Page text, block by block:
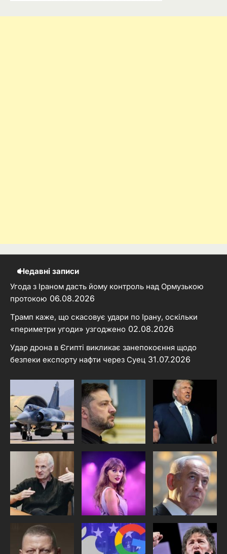
Недавні записи
Угода з Іраном дасть йому контроль над Ормузькою
протокою 06.08.2026
Трамп каже, що скасовує удари по Ірану, оскільки
«периметри угоди» узгоджено 02.08.2026
Удар дрона в Єгипті викликає занепокоєння щодо
безпеки експорту нафти через Суец 31.07.2026